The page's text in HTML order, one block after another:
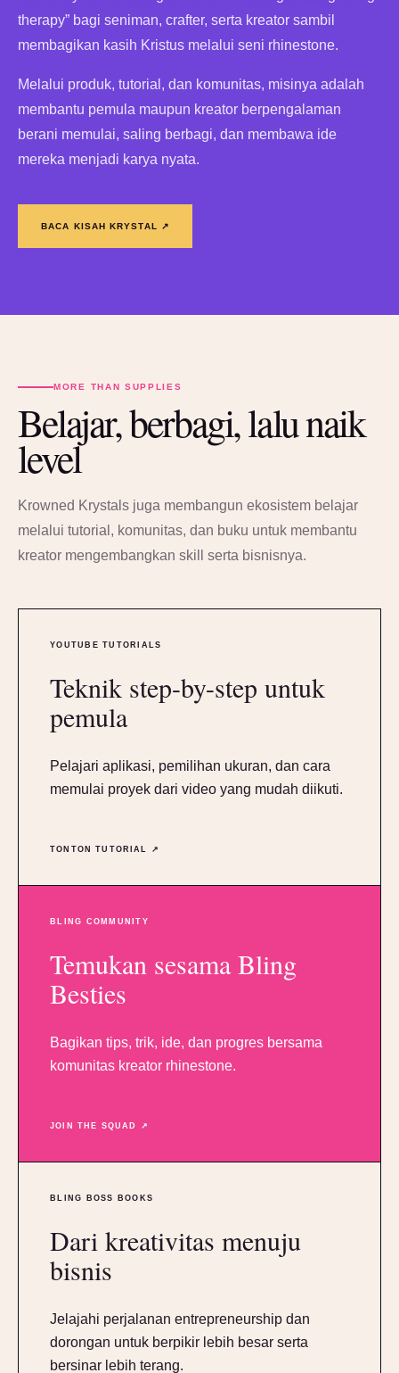
therapy” bagi seniman, crafter, serta kreator sambil
membagikan kasih Kristus melalui seni rhinestone.
Melalui produk, tutorial, dan komunitas, misinya adalah
membantu pemula maupun kreator berpengalaman
berani memulai, saling berbagi, dan membawa ide
mereka menjadi karya nyata.
BACA KISAH KRYSTAL ↗
MORE THAN SUPPLIES
Belajar, berbagi, lalu naik
level
Krowned Krystals juga membangun ekosistem belajar
melalui tutorial, komunitas, dan buku untuk membantu
kreator mengembangkan skill serta bisnisnya.
YOUTUBE TUTORIALS
Teknik step-by-step untuk
pemula
Pelajari aplikasi, pemilihan ukuran, dan cara
memulai proyek dari video yang mudah diikuti.
TONTON TUTORIAL ↗
BLING COMMUNITY
Temukan sesama Bling
Besties
Bagikan tips, trik, ide, dan progres bersama
komunitas kreator rhinestone.
JOIN THE SQUAD ↗
BLING BOSS BOOKS
Dari kreativitas menuju
bisnis
Jelajahi perjalanan entrepreneurship dan
dorongan untuk berpikir lebih besar serta
bersinar lebih terang.